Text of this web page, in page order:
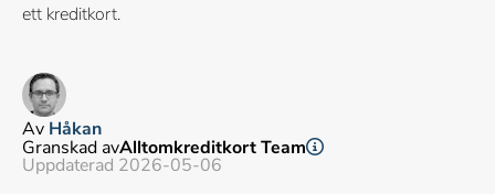
ett kreditkort.
Av Håkan
Granskad avAlltomkreditkort Team
Uppdaterad 2026-05-06